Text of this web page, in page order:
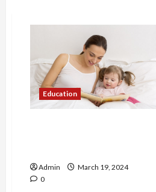
Education
Admin
March 19, 2024
0